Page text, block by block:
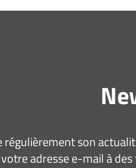
régulièrement son
adresse e-mail à